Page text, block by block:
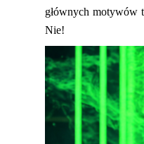
głównych motywów
Nie!